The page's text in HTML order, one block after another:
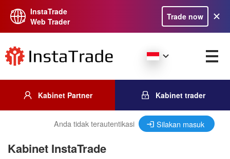
InstaTrade
Web Trader
Trade now
Kabinet Partner Kabinet trader
Anda tidak terautentikasi Silakan masuk
Kabinet InstaTrade